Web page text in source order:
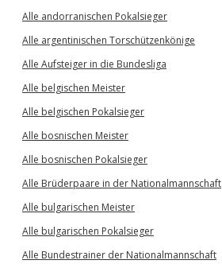
Alle andorranischen Pokalsieger
Alle argentinischen Torschützenkönige
Alle Aufsteiger in die Bundesliga
Alle belgischen Meister
Alle belgischen Pokalsieger
Alle bosnischen Meister
Alle bosnischen Pokalsieger
Alle Brüderpaare in der Nationalmannschaft
Alle bulgarischen Meister
Alle bulgarischen Pokalsieger
Alle Bundestrainer der Nationalmannschaft